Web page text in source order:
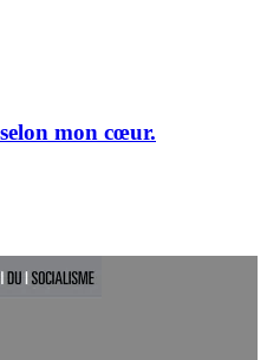
mon cœur.